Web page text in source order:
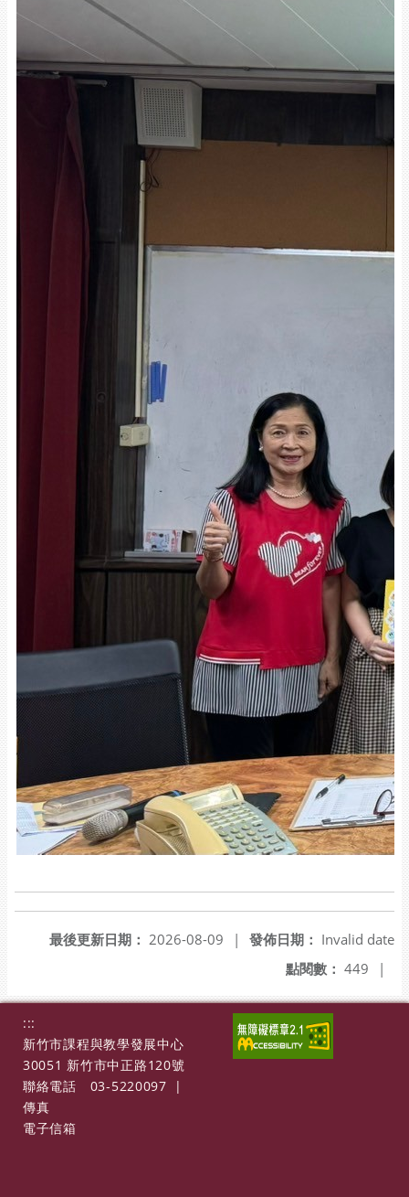
發佈日期： Invalid date
最後更新日期： 2026-08-09
|
點閱數： 449 |
:::
新竹市課程與教學發展中心
30051 新竹市中正路120號
聯絡電話
03-5220097
|
傳真
電子信箱